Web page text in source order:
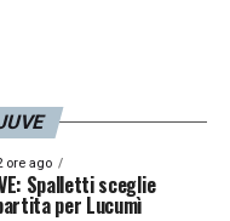
ore ago
Spalletti sceglie
per Lucumì